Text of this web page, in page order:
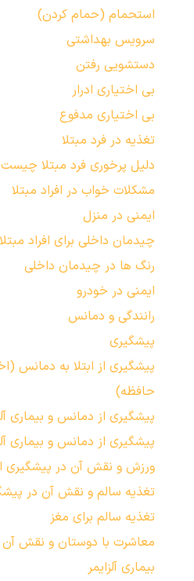
استحمام (حمام کردن)
سرویس بهداشتی
دستشویی رفتن
بی اختیاری ادرار
بی اختیاری مدفوع
تغذیه در فرد مبتلا
دلیل پرخوری فرد مبتلا
مشکلات خواب در افراد مبتلا
ایمنی در منزل
چیدمان داخلی برای افراد مبتلا
رنگ ها در چیدمان داخلی
ایمنی در خودرو
رانندگی و دمانس
پیشگیری
پیشگیری از ابتلا به دمانس
حافظه)
پیشگیری از دمانس و بیماری
پیشگیری از دمانس و بیماری
ورزش و نقش آن در پیشگیری از
تغذیه سالم و نقش آن در
تغذیه سالم برای مغز
معاشرت با دوستان و نقش آن
بیماری آلزایمر